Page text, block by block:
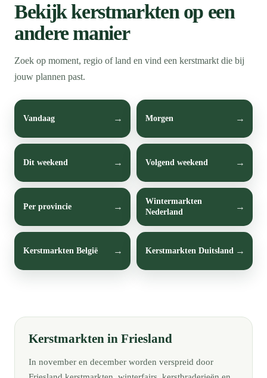
Bekijk kerstmarkten op een
andere manier
Zoek op moment, regio of land en vind een kerstmarkt die bij
jouw plannen past.
Vandaag Morgen
Dit weekend Volgend weekend
Per provincie
Wintermarkten
Nederland
Kerstmarkten België Kerstmarkten Duitsland
Kerstmarkten in Friesland
In november en december worden verspreid door